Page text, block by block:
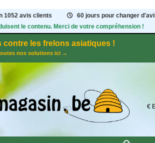
1052avis clients 60 jours pour changer
le contenu. Merci de votre compréhension !
contre les frelons asiatiques !
nos solutions ici →
€